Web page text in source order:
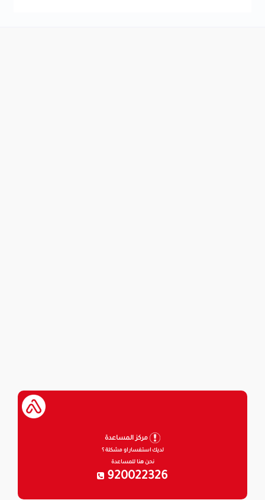
مركز المساعدة
لديك استفسار او مشكلة ؟
نحن هنا للمساعدة
920022326